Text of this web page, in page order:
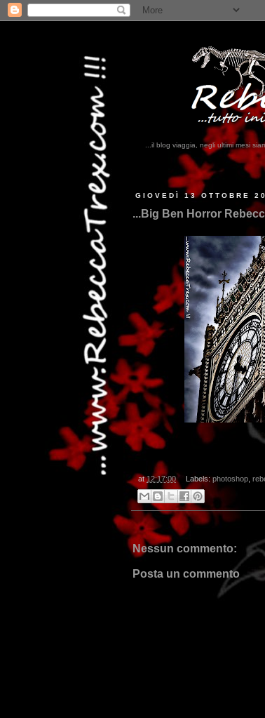
...il blog viaggia, negli ultimi mesi
GIOVEDÌ 13 OTTOBRE
...Big Ben Horror
at12:17:00 Labels:photoshop,
Nessun commento:
Posta un commento